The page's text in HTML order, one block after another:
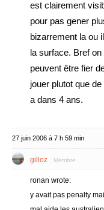
est clairement
pour pas gener
bizarrement la ou
la surface. Bref on
peuvent être fier
jouer plutot que
a dans 4 ans.
27 juin 2006 à 7 h 59 min
gilloz Membre
ronan wrote:
y avait pas penalty